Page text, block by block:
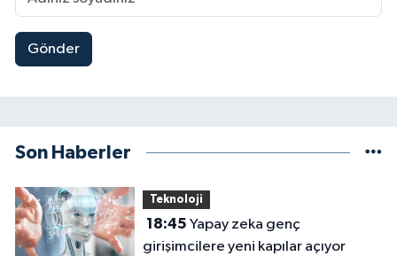
Gönder
Son Haberler
Teknoloji
18:45
girişimcilere yeni kapılar açıyor